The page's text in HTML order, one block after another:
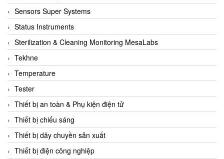
Canneed Vietnam
Cantoni
CAPS
CAREL Parts
CCS
CD Automation
CEAG Sicherheitst
CEIA Vietnam
Celduc Vietnam
Cemb
Sensors Super Systems
Status Instruments
Sterilization & Cleaning Monitoring MesaLabs
Tekhne
Temperature
Tester
Thiết bị an toàn & Phụ kiện điện tử
Thiết bị chiếu sáng
Thiết bị dây chuyền sản xuất
Thiết bị điện công nghiệp